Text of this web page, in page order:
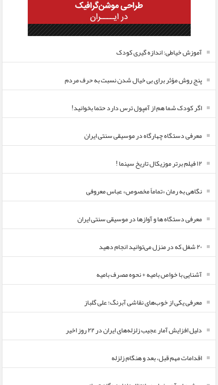
آموزش خیاطی: اندازه گیری کودک
پنج روش مؤثر برای بی خیال شدن نسبت به حرف مردم
اگر کودک شما هم از آمپول ترس دارد حتما بخوانید!
معرفی دستگاه چهارگاه در موسیقی سنتی ایران
۱۲ فیلم برتر موزیکال تاریخ سینما !
نگاهی به رمان «تماماً مخصوص» عباس معروفی
معرفی دستگاه ها و آوازها در موسیقی سنتی ایران
۲۰ شغل که در منزل می‌توانید انجام دهید
آشنایی با خواص بامیه + نحوه مصرف بامیه
معرفی یکی از خوب‌های نقاشی آبرنگ؛ علی گلباز
دلیل افزایش آمار عجیب زلزله‌های ایران در ۲۲ روز اخیر
اقدامات مهم قبل، بعد و هنگام زلزله